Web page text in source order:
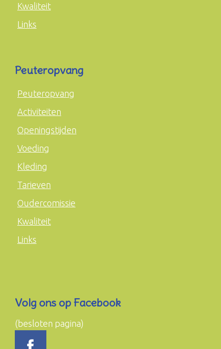
Kwaliteit
Links
Peuteropvang
Peuteropvang
Activiteiten
Openingstijden
Voeding
Kleding
Tarieven
Oudercomissie
Kwaliteit
Links
Volg ons op Facebook
(besloten pagina)